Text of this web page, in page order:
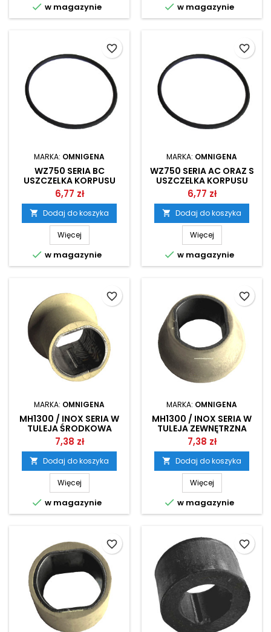
 w magazynie  w magazynie
MARKA: OMNIGENA
WZ750 SERIA BC
USZCZELKA KORPUSU
POMPY OMNIGENA
6,77 zł
 Dodaj do koszyka
Więcej
 w magazynie
favorite_border
MARKA: OMNIGENA
WZ750 SERIA AC ORAZ S
USZCZELKA KORPUSU
POMPY OMNIGENA
6,77 zł
 Dodaj do koszyka
Więcej
 w magazynie
favorite_border
MARKA: OMNIGENA
MH1300 / INOX SERIA W
TULEJA ŚRODKOWA
WIRNIKA OMNIGENA
7,38 zł
 Dodaj do koszyka
Więcej
 w magazynie
favorite_border
MARKA: OMNIGENA
MH1300 / INOX SERIA W
TULEJA ZEWNĘTRZNA
WIRNIKA OMNIGENA
7,38 zł
 Dodaj do koszyka
Więcej
 w magazynie
favorite_border
favorite_border favorite_border